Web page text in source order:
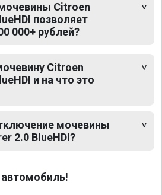
Citroen
позволяет
000+ рублей?
Citroen
и на что это
мочевины
2.0 BlueHDI?